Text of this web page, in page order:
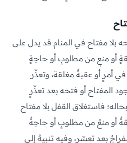
بلا مفتاح في المنام قد يدل على
أو منعٍ من مطلوبٍ أو حاجةٍ
أمرٍ أو عقبةٌ مغلقة، وتعذّر
المفتاح أو فتحه بعد تعذّرٍ
فاستغلاق القفل بلا مفتاح
أو منعٌ من مطلوبٍ أو حاجةٌ
بعد تعسّر، وفيه تنبيهٌ إلى